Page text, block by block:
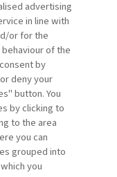
advertising
in line with
or for the
of the
by
deny your
button. You
by clicking to
to the area
you can
grouped into
you